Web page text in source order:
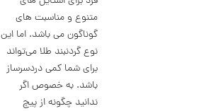
متنوع و مناسبت های
گوناگون می باشد. اما این
نوع گردنبند طلا می‌تواند
برای شما کمی دردسرساز
باشد. به خصوص اگر
ندانید چگونه از پیچ